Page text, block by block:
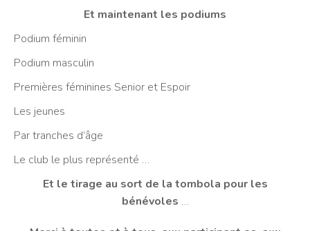
Et maintenant les podiums
Podium féminin
Podium masculin
Premières féminines Senior et Espoir
Les jeunes
Par tranches d’âge
Le club le plus représenté …
Et le tirage au sort de la tombola pour les
bénévoles …